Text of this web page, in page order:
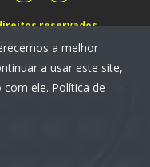
reservados
por:
a melhor
a usar este site,
com ele. Política de